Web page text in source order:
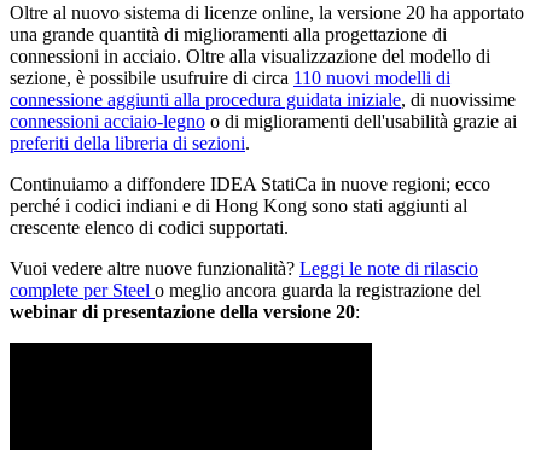
Oltre al nuovo sistema di licenze online, la versione 20 ha apportato
una grande quantità di miglioramenti alla progettazione di
connessioni in acciaio. Oltre alla visualizzazione del modello di
sezione, è possibile usufruire di circa 110 nuovi modelli di
connessione aggiunti alla procedura guidata iniziale, di nuovissime
connessioni acciaio-legno o di miglioramenti dell'usabilità grazie ai
preferiti della libreria di sezioni.
Continuiamo a diffondere IDEA StatiCa in nuove regioni; ecco
perché i codici indiani e di Hong Kong sono stati aggiunti al
crescente elenco di codici supportati.
Vuoi vedere altre nuove funzionalità? Leggi le note di rilascio
complete per Steel o meglio ancora guarda la registrazione del
webinar di presentazione della versione 20: